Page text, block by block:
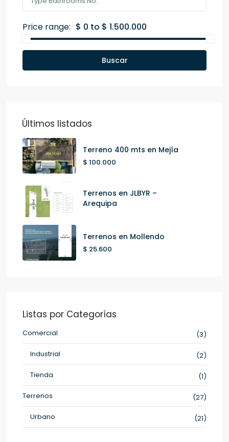
Price range: $ 0 to $ 1.500.000
Buscar
Últimos listados
Terreno 400 mts en Mejía
$ 100.000
Terrenos en JLBYR –
Arequipa
Terrenos en Mollendo
$ 25.600
Listas por Categorías
Comercial
(3)
Industrial
(2)
Tienda
(1)
Terrenos
(27)
Urbano
(21)